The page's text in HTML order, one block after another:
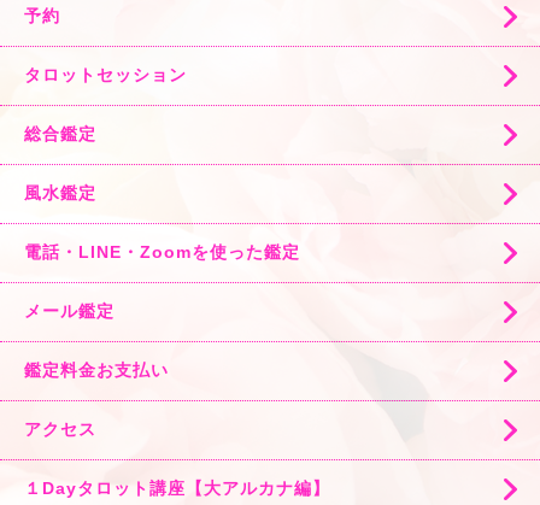
予約
タロットセッション
総合鑑定
風水鑑定
電話・LINE・Zoomを使った鑑定
メール鑑定
鑑定料金お支払い
アクセス
１Dayタロット講座【大アルカナ編】